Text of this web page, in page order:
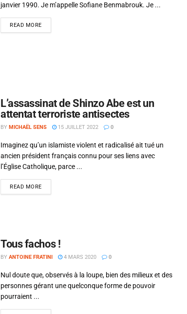
janvier 1990. Je m’appelle Sofiane Benmabrouk. Je ...
READ MORE
L’assassinat de Shinzo Abe est un
attentat terroriste antisectes
BY MICHAËL SENS 15 JUILLET 2022 0
Imaginez qu’un islamiste violent et radicalisé ait tué un
ancien président français connu pour ses liens avec
l’Église Catholique, parce ...
READ MORE
Tous fachos !
BY ANTOINE FRATINI 4 MARS 2020 0
Nul doute que, observés à la loupe, bien des milieux et des
personnes gérant une quelconque forme de pouvoir
pourraient ...
Si tu veux arrêter de faire ce que tu
pas.